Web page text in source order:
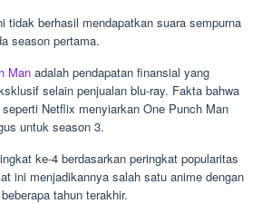
tidak berhasil mendapatkan suara sempurna
season pertama.
Man adalah pendapatan finansial yang
selain penjualan blu-ray. Fakta bahwa
Netflix menyiarkan One Punch Man
untuk season 3.
ke-4 berdasarkan peringkat popularitas
ini menjadikannya salah satu anime dengan
tahun terakhir.